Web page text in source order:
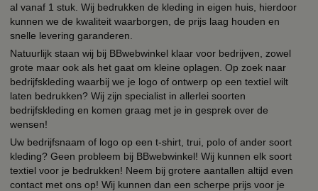
al vanaf 1 stuk. Wij bedrukken de kleding in eigen huis, hierdoor
kunnen we de kwaliteit waarborgen, de prijs laag houden en
snelle levering garanderen.
Natuurlijk staan wij bij BBwebwinkel klaar voor bedrijven, zowel
grote maar ook als het gaat om kleine oplagen. Op zoek naar
bedrijfskleding waarbij we je logo of ontwerp op een textiel wilt
laten bedrukken? Wij zijn specialist in allerlei soorten
bedrijfskleding en komen graag met je in gesprek over de
wensen!
Uw bedrijfsnaam of logo op een t-shirt, trui, polo of ander soort
kleding? Geen probleem bij BBwebwinkel! Wij kunnen elk soort
textiel voor je bedrukken! Neem bij grotere aantallen altijd even
contact met ons op! Wij kunnen dan een scherpe prijs voor je